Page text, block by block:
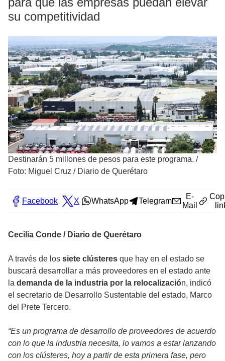
su competitividad
Destinarán 5 millones de pesos para este programa. /
Foto: Miguel Cruz / Diario de Querétaro
Facebook X WhatsApp Telegram
E-
Mail
Cecilia Conde / Diario de Querétaro
A través de los siete clústeres que hay en el estado se
buscará desarrollar a más proveedores en el estado ante
la demanda de la industria por la relocalización, indicó
el secretario de Desarrollo Sustentable del estado, Marco
del Prete Tercero.
“Es un programa de desarrollo de proveedores de acuerdo
con lo que la industria necesita, lo vamos a estar lanzando
con los clústeres, hoy a partir de esta primera fase, pero